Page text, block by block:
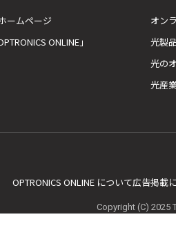
ームページ
ONLINE」
オン
光製
光の
光産
OPTRONICS ONLINE について広告掲載
Copyright (C) 2025